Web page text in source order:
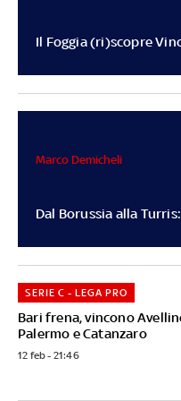
Il Foggia (ri)scopre
Dal Borussia alla
Marco Demicheli
Bari frena, vincono
Palermo e Catanzaro
SERIE C - LEGA PRO
12 feb - 21:46